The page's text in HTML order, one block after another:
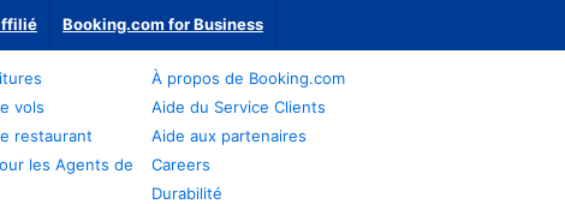
Booking.com for Business
vols
restaurant
les Agents de
À propos de Booking.com
Aide du Service Clients
Aide aux partenaires
Careers
Durabilité